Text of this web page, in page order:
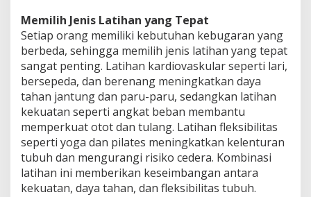
Memilih Jenis Latihan yang Tepat
Setiap orang memiliki kebutuhan kebugaran yang
berbeda, sehingga memilih jenis latihan yang tepat
sangat penting. Latihan kardiovaskular seperti lari,
bersepeda, dan berenang meningkatkan daya
tahan jantung dan paru-paru, sedangkan latihan
kekuatan seperti angkat beban membantu
memperkuat otot dan tulang. Latihan fleksibilitas
seperti yoga dan pilates meningkatkan kelenturan
tubuh dan mengurangi risiko cedera. Kombinasi
latihan ini memberikan keseimbangan antara
kekuatan, daya tahan, dan fleksibilitas tubuh.